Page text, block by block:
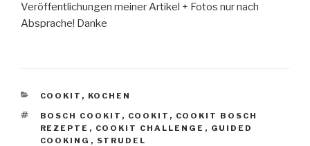
Veröffentlichungen meiner Artikel + Fotos nur nach
Absprache! Danke
KATEGORIEN
COOKIT , KOCHEN
SCHLAGWÖRTER
BOSCH COOKIT , COOKIT , COOKIT BOSCH
REZEPTE , COOKIT CHALLENGE , GUIDED
COOKING , STRUDEL